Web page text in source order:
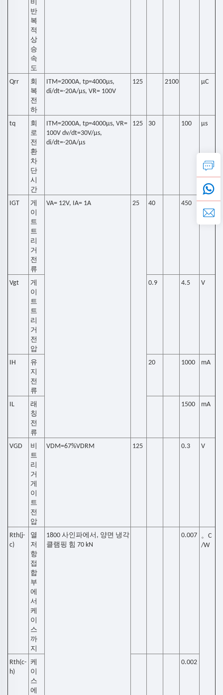
비
반
복
적
상
승
속
도
Qrr
회
복
전
하
ITM=2000A, tp=4000µs,
di/dt=-20A/µs, VR= 100V
125 2100 μC
tq
회
로
전
환
차
단
시
간
ITM=2000A, tp=4000µs, VR=
100V dv/dt=30V/µs,
di/dt=-20A/µs
125 30 100 μs
IGT
게
이
트
트
리
거
전
류
VA= 12V, IA= 1A 25 40 450 mA
Vgt
게
이
트
트
리
거
전
압
0.9 4.5 V
IH
유
지
전
류
20 1000 mA
IL
래
칭
전
류
1500 mA
VGD
비
트
리
거
게
이
트
전
압
VDM=67%VDRM 125 0.3 V
Rth(j-
c)
열
저
항
접
합
부
에
서
케
이
스
까
지
1800 사인파에서, 양면 냉각
클램핑 힘 70 kN
0.007 。C
/W
Rth(c-
h)
케
이
스
에
0.002